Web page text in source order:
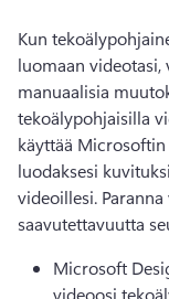
Kun
luomaan videotasi,
manuaalisia
tekoälypohjaisilla
käyttää
luodaksesi
videoillesi.
saavutettavuutta
Microsoft
videoosi